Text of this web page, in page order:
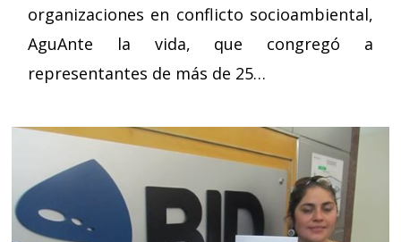
organizaciones en conflicto socioambiental,
AguAnte la vida, que congregó a
representantes de más de 25…